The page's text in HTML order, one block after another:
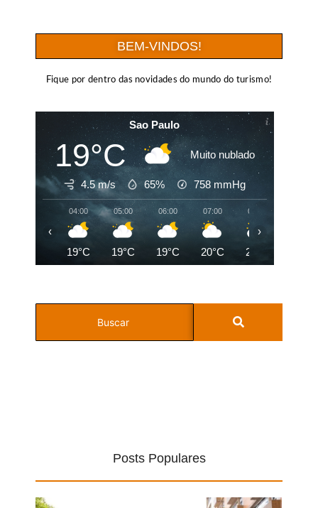
BEM-VINDOS!
Fique por dentro das novidades do mundo do turismo!
Sao Paulo
19°C Muito nublado
4.5 m/s 65% 758 mmHg
04:00
19°C
05:00
19°C
06:00
19°C
07:00
20°C
08:00
21°C
‹ ›
Posts Populares